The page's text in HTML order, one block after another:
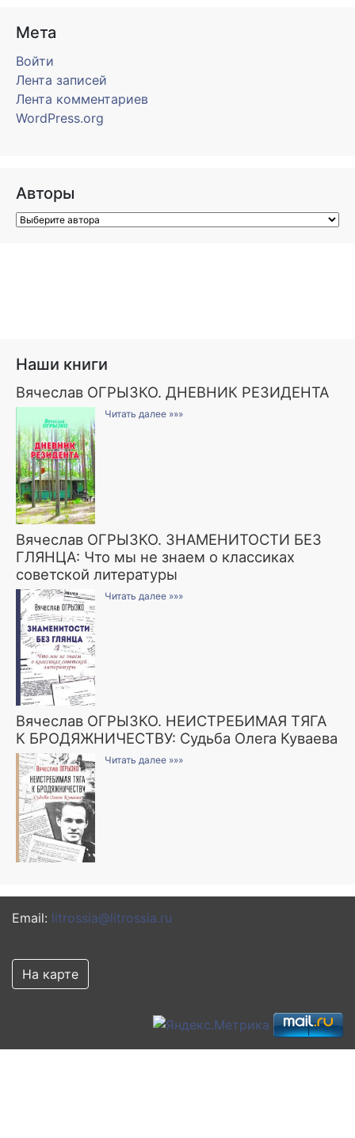
Мета
Войти
Лента записей
Лента комментариев
WordPress.org
Авторы
Наши книги
Вячеслав ОГРЫЗКО. ДНЕВНИК РЕЗИДЕНТА
Читать далее »»»
Вячеслав ОГРЫЗКО. ЗНАМЕНИТОСТИ БЕЗ
ГЛЯНЦА: Что мы не знаем о классиках
советской литературы
Читать далее »»»
Вячеслав ОГРЫЗКО. НЕИСТРЕБИМАЯ ТЯГА
К БРОДЯЖНИЧЕСТВУ: Судьба Олега Куваева
Читать далее »»»
Email: litrossia@litrossia.ru
На карте